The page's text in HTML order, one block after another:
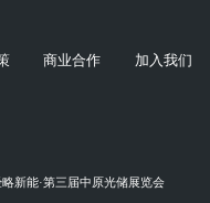
商业合作 加入我们
新能·第三届中原光储展览会